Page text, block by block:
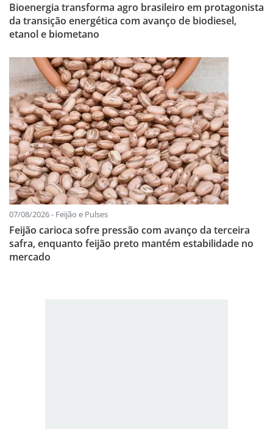
Bioenergia transforma agro brasileiro em protagonista
da transição energética com avanço de biodiesel,
etanol e biometano
07/08/2026 - Feijão e Pulses
Feijão carioca sofre pressão com avanço da terceira
safra, enquanto feijão preto mantém estabilidade no
mercado